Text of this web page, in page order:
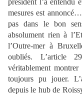
président l’a entendu
mesures est
pas dans le bon
absolument rien à
l’Outre-mer à
oubliés. L’article
véritablement
toujours pu jouer.
depuis le hub de